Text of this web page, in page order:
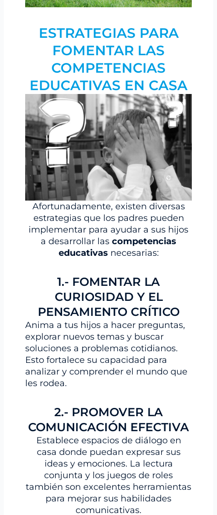
ESTRATEGIAS PARA
FOMENTAR LAS
COMPETENCIAS
EDUCATIVAS EN CASA
Afortunadamente, existen diversas
estrategias que los padres pueden
implementar para ayudar a sus hijos
a desarrollar las competencias
educativas necesarias:
1.- FOMENTAR LA
CURIOSIDAD Y EL
PENSAMIENTO CRÍTICO
Anima a tus hijos a hacer preguntas,
explorar nuevos temas y buscar
soluciones a problemas cotidianos.
Esto fortalece su capacidad para
analizar y comprender el mundo que
les rodea.
2.- PROMOVER LA
COMUNICACIÓN EFECTIVA
Establece espacios de diálogo en
casa donde puedan expresar sus
ideas y emociones. La lectura
conjunta y los juegos de roles
también son excelentes herramientas
para mejorar sus habilidades
comunicativas.